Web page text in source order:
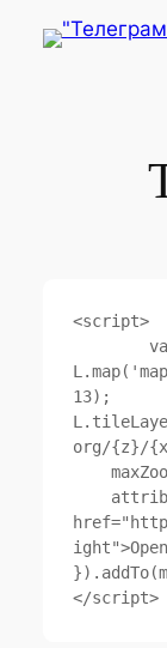
Перейти
<script>
13);
org/{z}/
    maxZoom: 19,
</script>